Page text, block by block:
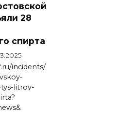
28
спирта
incidents/
litrov-